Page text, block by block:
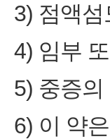
3) 점액
4) 임부
5) 중증
6) 이 약